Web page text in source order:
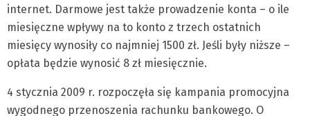
internet. Darmowe jest także prowadzenie konta – o ile
miesięczne wpływy na to konto z trzech ostatnich
miesięcy wynosiły co najmniej 1500 zł. Jeśli były niższe –
opłata będzie wynosić 8 zł miesięcznie.
4 stycznia 2009 r. rozpoczęła się kampania promocyjna
wygodnego przenoszenia rachunku bankowego. O